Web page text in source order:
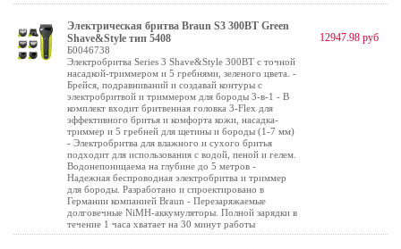
Электрическая бритва Braun S3 300BT Green
Shave&Style тип 5408
Б0046738
Электробритва Series 3 Shave&Style 300BT с точной
насадкой-триммером и 5 гребнями, зеленого цвета. -
Брейся, подравниваний и создавай контуры с
электробритвой и триммером для бороды 3-в-1 - В
комплект входит бритвенная головка 3-Flex для
эффективного бритья и комфорта кожи, насадка-
триммер и 5 гребней для щетины и бороды (1-7 мм)
- Электробритва для влажного и сухого бритья
подходит для использования с водой, пеной и гелем.
Водонепоницаема на глубине до 5 метров -
Надежная беспроводная электробритва и триммер
для бороды. Разработано и спроектировано в
Германии компанией Braun - Перезаряжаемые
долговечные NiMH-аккумуляторы. Полной зарядки в
течение 1 часа хватает на 30 минут работы
12947.98 руб